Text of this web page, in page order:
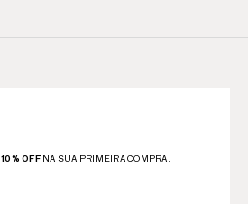
10% OFFNA SUA PRIMEIRA COMPRA.